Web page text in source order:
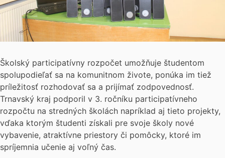
Školský participatívny rozpočet umožňuje študentom
spolupodieľať sa na komunitnom živote, ponúka im tiež
príležitosť rozhodovať sa a prijímať zodpovednosť.
Trnavský kraj podporil v 3. ročníku participatívneho
rozpočtu na stredných školách napríklad aj tieto projekty,
vďaka ktorým študenti získali pre svoje školy nové
vybavenie, atraktívne priestory či pomôcky, ktoré im
spríjemnia učenie aj voľný čas.